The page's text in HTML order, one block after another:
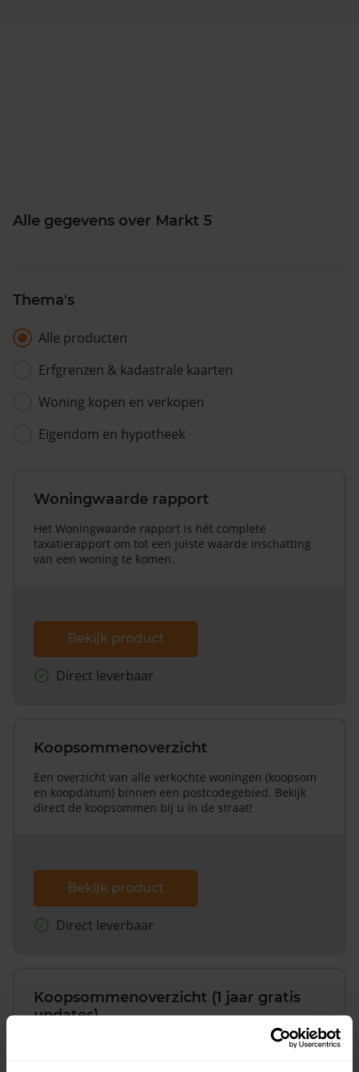
Alle gegevens over Markt 5
Thema's
Alle producten
Erfgrenzen & kadastrale kaarten
Woning kopen en verkopen
Eigendom en hypotheek
Woningwaarde rapport
Het Woningwaarde rapport is hét complete
taxatierapport om tot een juiste waarde inschatting
van een woning te komen.
Bekijk product
Direct leverbaar
Koopsommenoverzicht
Een overzicht van alle verkochte woningen (koopsom
en koopdatum) binnen een postcodegebied. Bekijk
direct de koopsommen bij u in de straat!
Bekijk product
Direct leverbaar
Koopsommenoverzicht (1 jaar gratis
updates)